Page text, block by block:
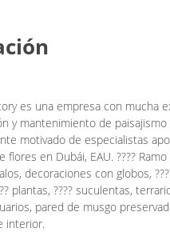
es una empresa con mucha
y mantenimiento de
motivado de especialistas
flores en Dubái, EAU. ????
decoraciones con globos,
plantas, ???? suculentas,
pared de musgo
interior.